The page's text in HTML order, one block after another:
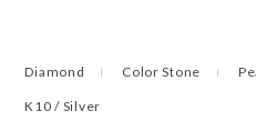
Diamond Color Stone
K10 / Silver